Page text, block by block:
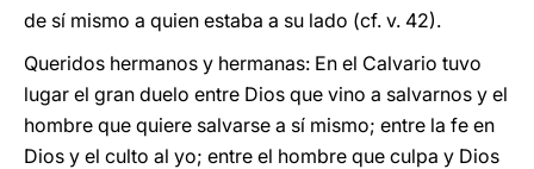
de sí mismo a quien estaba a su lado (cf. v. 42).
Queridos hermanos y hermanas: En el Calvario tuvo
lugar el gran duelo entre Dios que vino a salvarnos y el
hombre que quiere salvarse a sí mismo; entre la fe en
Dios y el culto al yo; entre el hombre que culpa y Dios